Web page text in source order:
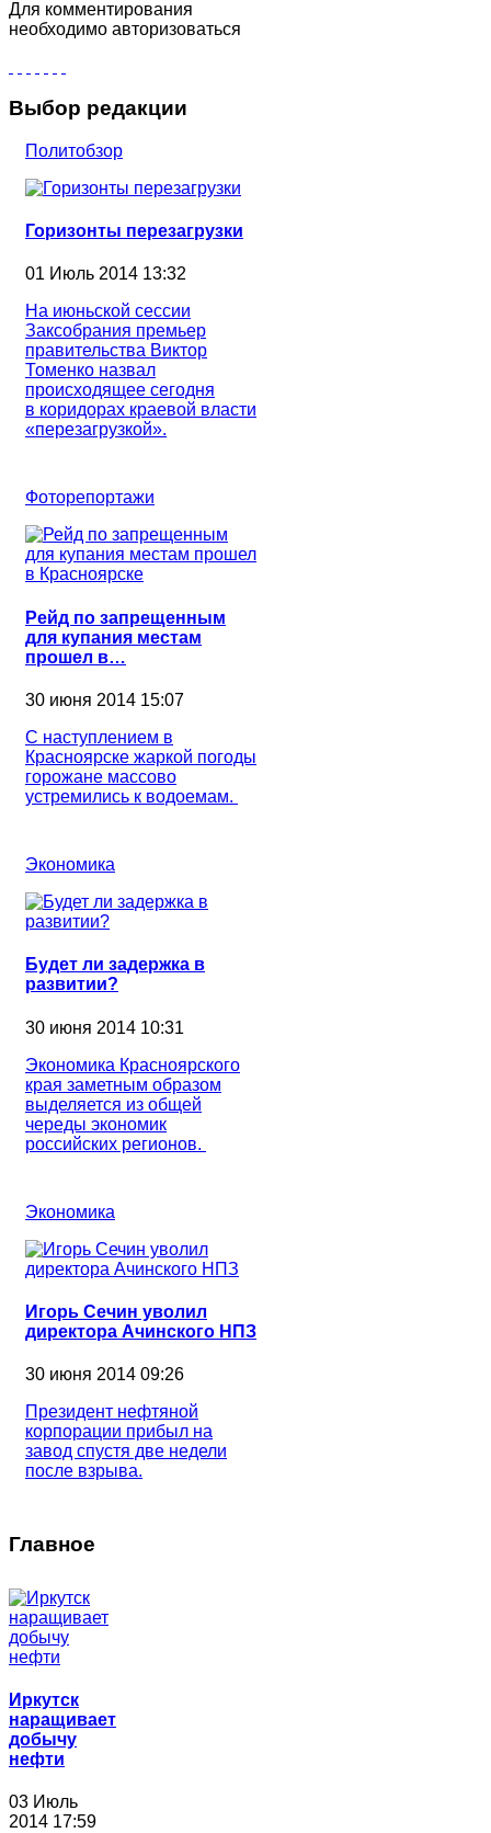
Для комментирования
необходимо авторизоваться
Выбор редакции
Политобзор
Горизонты перезагрузки
01 Июль 2014 13:32
На июньской сессии
Заксобрания премьер
правительства Виктор
Томенко назвал
происходящее сегодня
в коридорах краевой власти
«перезагрузкой».
Фоторепортажи
Рейд по запрещенным
для купания местам
прошел в…
30 июня 2014 15:07
С наступлением в
Красноярске жаркой погоды
горожане массово
устремились к водоемам.
Экономика
Будет ли задержка в
развитии?
30 июня 2014 10:31
Экономика Красноярского
края заметным образом
выделяется из общей
череды экономик
российских регионов.
Экономика
Игорь Сечин уволил
директора Ачинского НПЗ
30 июня 2014 09:26
Президент нефтяной
корпорации прибыл на
завод спустя две недели
после взрыва.
Главное
Иркутск
наращивает
добычу
нефти
03 Июль
2014 17:59